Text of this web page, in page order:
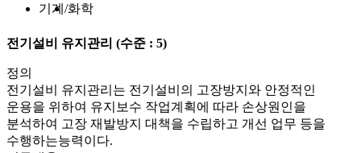
기계 화학
전기설비 유지관리 (수준 : 5)
정의
전기설비 유지관리는 전기설비의 고장방지와 안정적인
운용을 위하여 유지보수 작업계획에 따라 손상원인을
분석하여 고장 재발방지 대책을 수립하고 개선 업무 등을
수행하는능력이다.